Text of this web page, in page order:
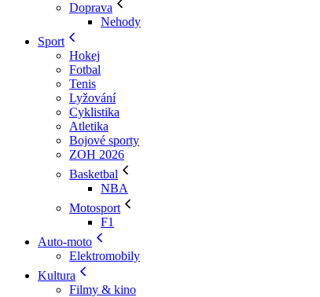
Doprava
Nehody
Sport
Hokej
Fotbal
Tenis
Lyžování
Cyklistika
Atletika
Bojové sporty
ZOH 2026
Basketbal
NBA
Motosport
F1
Auto-moto
Elektromobily
Kultura
Filmy & kino